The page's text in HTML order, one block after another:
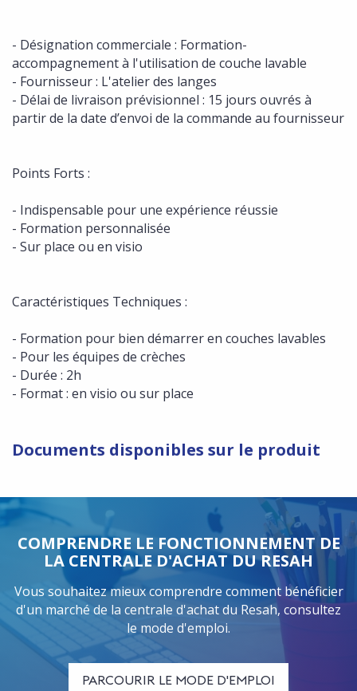
- Désignation commerciale : Formation-
accompagnement à l'utilisation de couche lavable
- Fournisseur : L'atelier des langes
- Délai de livraison prévisionnel : 15 jours ouvrés à
partir de la date d’envoi de la commande au fournisseur
Points Forts :
- Indispensable pour une expérience réussie
- Formation personnalisée
- Sur place ou en visio
Caractéristiques Techniques :
- Formation pour bien démarrer en couches lavables
- Pour les équipes de crèches
- Durée : 2h
- Format : en visio ou sur place
Documents disponibles sur le produit
COMPRENDRE LE FONCTIONNEMENT DE
LA CENTRALE D'ACHAT DU RESAH
Vous souhaitez mieux comprendre comment bénéficier
d'un marché de la centrale d'achat du Resah, consultez
le mode d'emploi.
PARCOURIR LE MODE D'EMPLOI